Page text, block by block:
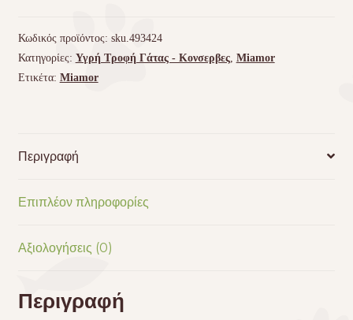
Κωδικός προϊόντος: sku.493424
Κατηγορίες: Υγρή Τροφή Γάτας - Kονσερβες, Miamor
Ετικέτα: Miamor
Περιγραφή
Επιπλέον πληροφορίες
Αξιολογήσεις (0)
Περιγραφή